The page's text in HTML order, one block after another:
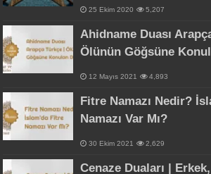
25 Ekim 2020 5,207
Ahidname Duası
Ölünün Göğsüne
12 Mayıs 2021 4,893
Fitre Namazı Nedir?
Namazı Var Mı?
30 Ekim 2021 2,629
Cenaze Duaları |